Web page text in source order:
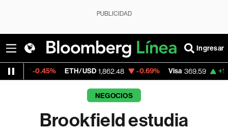
PUBLICIDAD
Ingresar
ETH/USD 1,862.48 -0.69% Visa 369.59 +1.07%
NEGOCIOS
Brookfield estudia